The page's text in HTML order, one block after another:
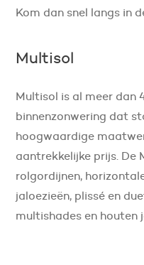
Kom dan snel langs in
Multisol
Multisol is al meer dan
binnenzonwering dat
hoogwaardige
aantrekkelijke prijs.
rolgordijnen,
jaloezieën, plissé en
multishades en houten